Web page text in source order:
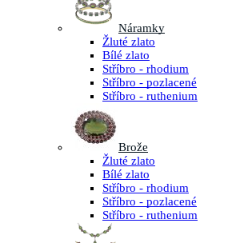
Náramky
Žluté zlato
Bílé zlato
Stříbro - rhodium
Stříbro - pozlacené
Stříbro - ruthenium
Brože
Žluté zlato
Bílé zlato
Stříbro - rhodium
Stříbro - pozlacené
Stříbro - ruthenium